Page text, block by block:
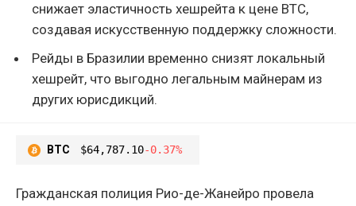
снижает эластичность хешрейта к цене BTC,
создавая искусственную поддержку сложности.
Рейды в Бразилии временно снизят локальный
хешрейт, что выгодно легальным майнерам из
других юрисдикций.
BTC $64,787.10-0.37%
Гражданская полиция Рио-де-Жанейро провела